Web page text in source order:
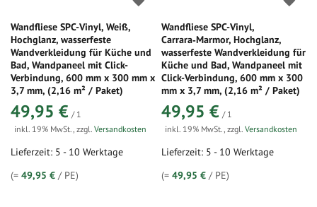
Wandfliese SPC-Vinyl, Weiß,
Hochglanz, wasserfeste
Wandverkleidung für Küche und
Bad, Wandpaneel mit Click-
Verbindung, 600 mm x 300 mm x
3,7 mm, (2,16 m² / Paket)
49,95 € / 1
inkl. 19% MwSt., zzgl. Versandkosten
Lieferzeit: 5 - 10 Werktage
(= 49,95 € / PE)
Wandfliese SPC-Vinyl,
Carrara‑Marmor, Hochglanz,
wasserfeste Wandverkleidung für
Küche und Bad, Wandpaneel mit
Click-Verbindung, 600 mm x 300
mm x 3,7 mm, (2,16 m² / Paket)
49,95 € / 1
inkl. 19% MwSt.,zzgl.Versandkosten
Lieferzeit: 5 - 10 Werktage
(=49,95 € / PE)